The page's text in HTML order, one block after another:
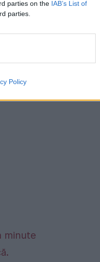
parties on the IAB’s List of
parties.
Policy
o
minute